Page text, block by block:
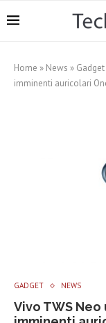
Home » News » Gadget
imminenti auricolari
GADGET NEWS
Vivo TWS